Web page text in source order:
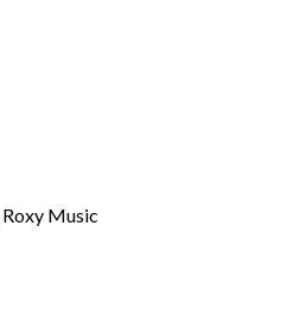
Roxy Music